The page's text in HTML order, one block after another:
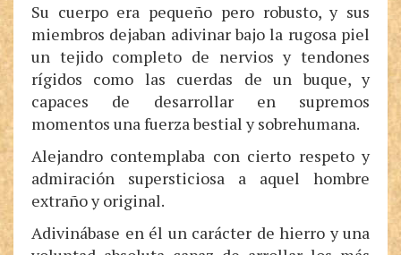
Su cuerpo era pequeño pero robusto, y sus
miembros dejaban adivinar bajo la rugosa piel
un tejido completo de nervios y tendones
rígidos como las cuerdas de un buque, y
capaces de desarrollar en supremos
momentos una fuerza bestial y sobrehumana.
Alejandro contemplaba con cierto respeto y
admiración supersticiosa a aquel hombre
extraño y original.
Adivinábase en él un carácter de hierro y una